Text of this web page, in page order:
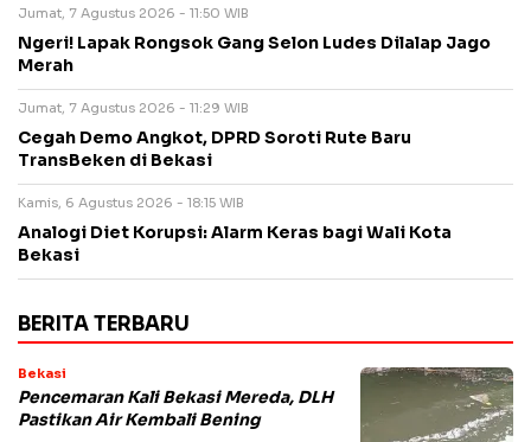
Jumat, 7 Agustus 2026 - 11:50 WIB
Ngeri! Lapak Rongsok Gang Selon Ludes Dilalap Jago
Merah
Jumat, 7 Agustus 2026 - 11:29 WIB
Cegah Demo Angkot, DPRD Soroti Rute Baru
TransBeken di Bekasi
Kamis, 6 Agustus 2026 - 18:15 WIB
Analogi Diet Korupsi: Alarm Keras bagi Wali Kota
Bekasi
BERITA TERBARU
Bekasi
Pencemaran Kali Bekasi Mereda, DLH
Pastikan Air Kembali Bening